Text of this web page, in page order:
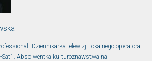
Dziennikarka telewizji lokalnego operatora
Sat1. Absolwentka kulturoznawstwa na